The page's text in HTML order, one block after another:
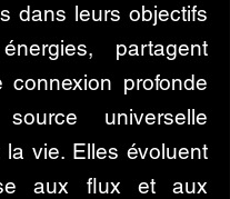
dans leurs objectifs
partagent
connexion profonde
universelle
vie. Elles évoluent
aux flux et aux